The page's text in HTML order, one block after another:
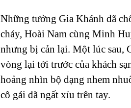
Những tưởng Gia Khánh đã
cháy, Hoài Nam cùng Minh
nhưng bị cản lại. Một lúc sau,
vòng lại tới trước của khách
hoảng nhìn bộ dạng nhem
cô gái đã ngất xỉu trên tay.